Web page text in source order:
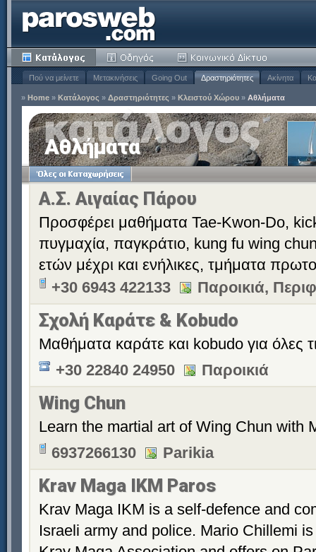
Πού να μείνετε Μετακινήσεις Going Out Δραστηριότητες Ακίνητα
» Home » Κατάλογος » Δραστηριότητες » Κλειστού Χώρου » Αθλήματα
Αθλήματα
Α.Σ. Αιγαίας Πάρου
Προσφέρει μαθήματα Tae-Kwon-Do,
πυγμαχία, παγκράτιο, kung fu wing
ετών μέχρι και ενήλικες, τμήματα
+30 6943 422133
Παροικιά,
Σχολή Καράτε & Kobudo
Μαθήματα καράτε και kobudo για όλες
+30 22840 24950
Παροικιά
Wing Chun
Learn the martial art of Wing Chun with
6937266130
Parikia
Krav Maga IKM Paros
Krav Maga IKM is a self-defence and
Israeli army and police. Mario Chillemi